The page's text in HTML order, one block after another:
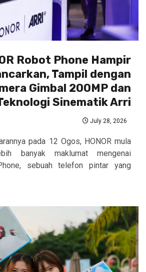
Robot Phone Hampir
Tampil dengan
Gimbal 200MP dan
Sinematik Arri
July 28, 2026
pada 12 Ogos, HONOR mula
banyak maklumat mengenai
sebuah telefon pintar yang